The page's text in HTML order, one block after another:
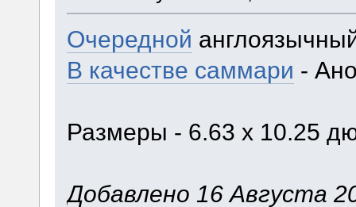
Очередной
В качестве саммари -
Размеры - 6.63 x 10.25
Добавлено 16 Августа